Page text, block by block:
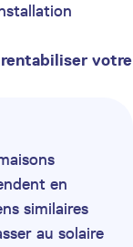
votre
en
similaires
au solaire